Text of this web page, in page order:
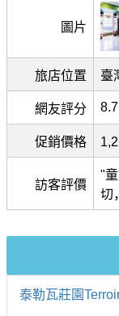
圖片
旅店位置 臺
網友評分 8.7
促銷價格
訪客評價
"
切
泰勒瓦莊園